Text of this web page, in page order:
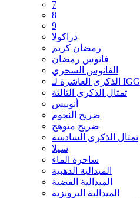
7
8
9
دراكولا
رمضان كريم
فانوس رمضان
الفانوس السحري
الذكرى العاشرة لـ IGG
تمثال الذكرى الثالثة
أنوبيس
ضريح النجوم
ضريح متوهج
تمثال الذكرى السادسة
سيلا
ساحرة الماء
الميدالية الذهبية
الميدالية الفضية
الميدالية البرونزية